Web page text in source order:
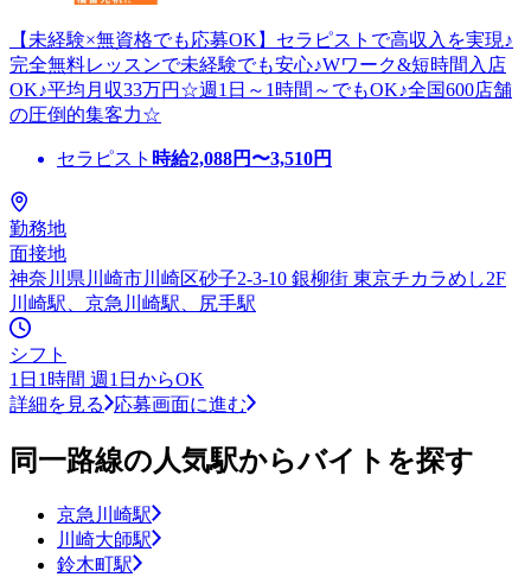
【未経験×無資格でも応募OK】セラピストで高収入を実現♪
完全無料レッスンで未経験でも安心♪Wワーク&短時間入店
OK♪平均月収33万円☆週1日～1時間～でもOK♪全国600店舗
の圧倒的集客力☆
セラピスト 時給2,088円〜3,510円
勤務地
面接地
神奈川県川崎市川崎区砂子2-3-10 銀柳街 東京チカラめし2F
川崎駅、京急川崎駅、尻手駅
シフト
1日1時間 週1日からOK
詳細を見る
応募画面に進む
同一路線の人気駅からバイトを探す
京急川崎駅
川崎大師駅
鈴木町駅